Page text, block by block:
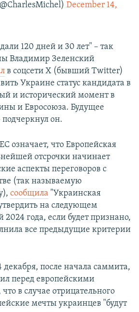
December 14,
120 дней и 30 лет" – так
Владимир Зеленский
в соцсети Х (бывший Twitter)
Украине статус кандидата в
и исторический момент в
и Евросоюза. Будущее
он.
означает, что Европейская
отсрочки начинает
аспекты переговоров с
(так называемую
сообщила "Украинская
на следующем
года, если будет признано,
все предыдущие критерии
декабря, после начала саммита,
перед европейскими
в случае отрицательного
мечты украинцев "будут